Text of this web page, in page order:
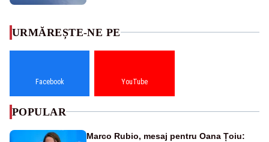
URMĂREȘTE-NE PE
Facebook YouTube
POPULAR
Marco Rubio, mesaj pentru Oana Țoiu: